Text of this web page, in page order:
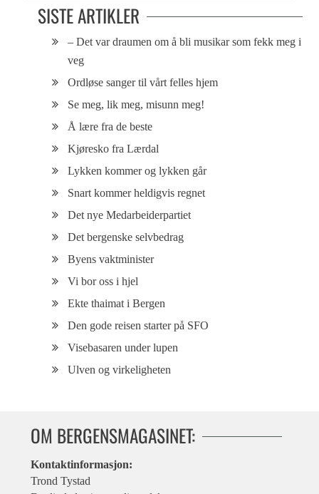
SISTE ARTIKLER
– Det var draumen om å bli musikar som fekk meg i
veg
Ordløse sanger til vårt felles hjem
Se meg, lik meg, misunn meg!
Å lære fra de beste
Kjøresko fra Lærdal
Lykken kommer og lykken går
Snart kommer heldigvis regnet
Det nye Medarbeiderpartiet
Det bergenske selvbedrag
Byens vaktminister
Vi bor oss i hjel
Ekte thaimat i Bergen
Den gode reisen starter på SFO
Visebasaren under lupen
Ulven og virkeligheten
OM BERGENSMAGASINET:
Kontaktinformasjon:
Trond Tystad